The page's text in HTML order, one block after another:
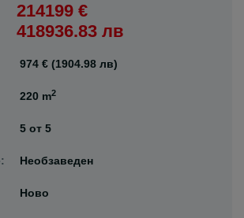
214199 €
418936.83 лв
974 € (1904.98 лв)
220 m2
5 от 5
Необзаведен
Ново